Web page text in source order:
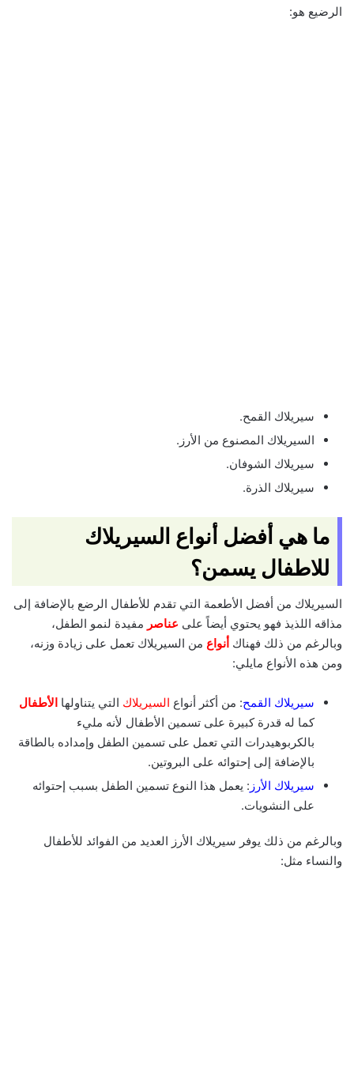
الرضيع هو:
سيريلاك القمح.
السيريلاك المصنوع من الأرز.
سيريلاك الشوفان.
سيريلاك الذرة.
ما هي أفضل أنواع السيريلاك
للاطفال يسمن؟
السيريلاك من أفضل الأطعمة التي تقدم للأطفال الرضع بالإضافة إلى
مذاقه اللذيذ فهو يحتوي أيضاً على عناصر مفيدة لنمو الطفل،
وبالرغم من ذلك فهناك أنواع من السيريلاك تعمل على زيادة وزنه،
ومن هذه الأنواع مايلي:
سيريلاك القمح: من أكثر أنواع السيريلاك التي يتناولها الأطفال
كما له قدرة كبيرة على تسمين الأطفال لأنه مليء
بالكربوهيدرات التي تعمل على تسمين الطفل وإمداده بالطاقة
بالإضافة إلى إحتوائه على البروتين.
سيريلاك الأرز : يعمل هذا النوع تسمين الطفل بسبب إحتوائه
على النشويات.
وبالرغم من ذلك يوفر سيريلاك الأرز العديد من الفوائد للأطفال
والنساء مثل: